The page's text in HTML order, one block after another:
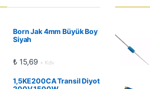
Born Jak 4mm Büyük Boy
Siyah
₺ 15,69 + Kdv
1,5KE200CA Transil Diyot